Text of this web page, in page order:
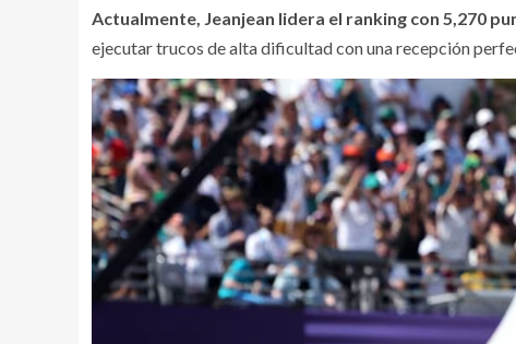
Actualmente, Jeanjean lidera el ranking con 5,270
ejecutar trucos de alta dificultad con una recepción